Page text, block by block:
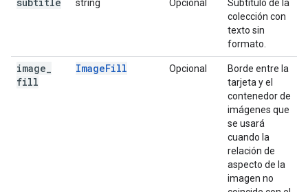
string Opcional
Subtítulo de la
colección con
texto sin
formato.
image
fill
ImageFill Opcional
Borde entre la
tarjeta y el
contenedor de
imágenes que
se usará
cuando la
relación de
aspecto de la
imagen no